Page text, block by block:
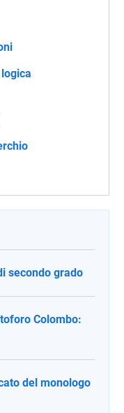
secondo grado
Colombo:
del monologo